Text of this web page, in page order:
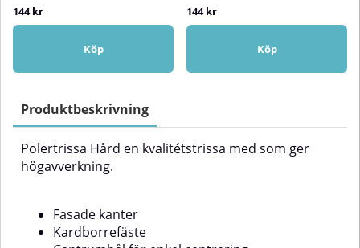
medelavverkning
"mediumcut"Fasade
kanterKardborrefästeCentrumhål
för enkel centreringDimension:
144 kr
Köp
Mjuk är en högkvalitativ
finishing-trissa framtagen för det
sista steget i poleringsprocessen.
Den är idealisk för att ta bort
mikroskopiska defekter som kan
av vax eller lackförsegling.Trissan
144 kr
Köp
Produktbeskrivning
Polertrissa Hård en kvalitétstrissa med som ger
högavverkning.
Fasade kanter
Kardborrefäste